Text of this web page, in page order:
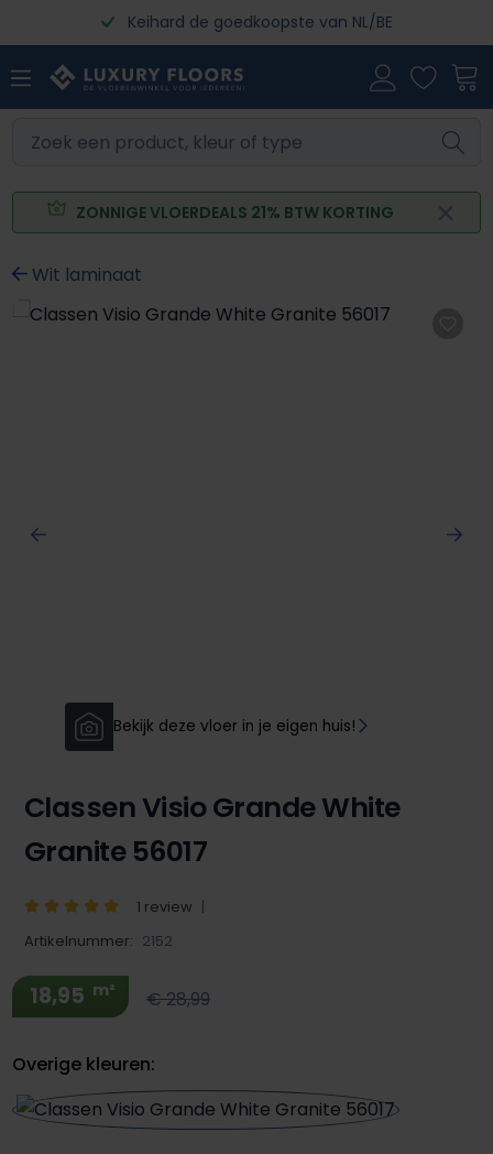
Ga naar de hoofdinhoudKeihard de goedkoopste van NL/BE
ZONNIGE VLOERDEALS 21% BTW KORTING
Wit laminaat
Afbeeldingengalerij overslaan
Bekijk deze vloer in je eigen huis!
Classen Visio Grande White
Granite 56017
1 review
Artikelnummer: 2152
18,95 m² € 28,99
Overige kleuren: